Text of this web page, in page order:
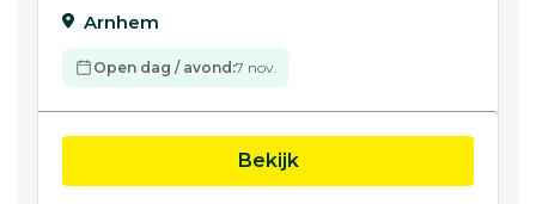
Arnhem
Open dag / avond:7 nov.
Bekijkopleiding Bedrijfskunde